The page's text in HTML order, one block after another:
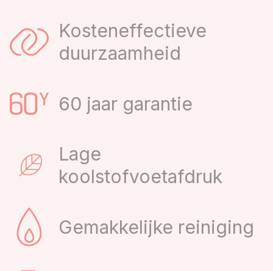
Kosteneffectieve
duurzaamheid
60 jaar garantie
Lage
koolstofvoetafdruk
Gemakkelijke reiniging